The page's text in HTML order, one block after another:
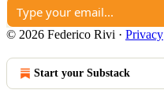
© 2026 Federico Rivi · Privacy
Start your Substack